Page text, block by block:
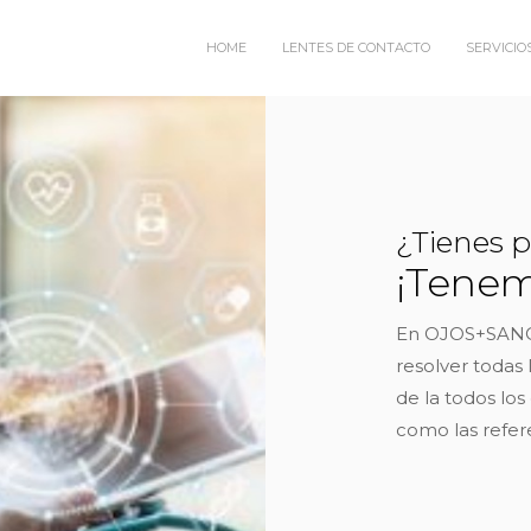
HOME LENTES DE CONTACTO
¿Tienes
En
resolver
de la todos los
como las